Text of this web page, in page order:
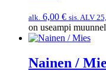
alk. 6,00 € sis. ALV
on useampi
Nainen /